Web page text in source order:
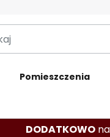
Pomieszczenia
DODATKOWO